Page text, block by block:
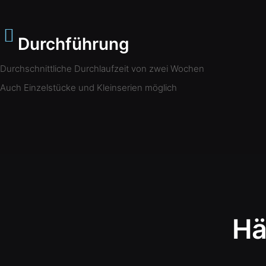
Durchführung
Durchschnittliche Durchlaufzeit von zwei Wochen
Auch Einzelstücke und Kleinserien möglich